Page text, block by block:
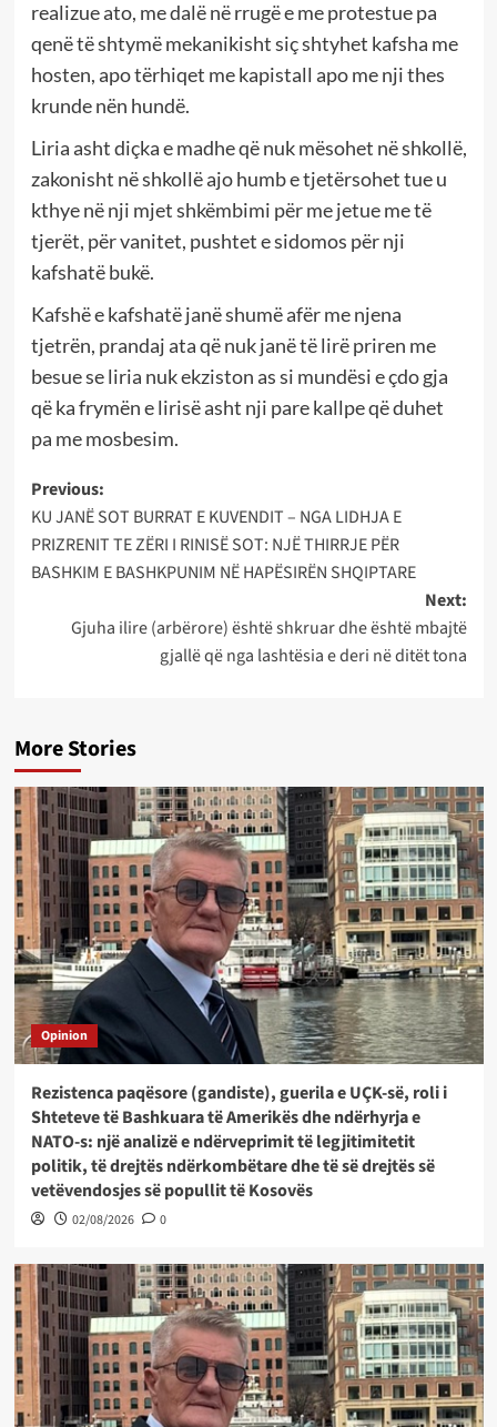
realizue ato, me dalë në rrugë e me protestue pa
qenë të shtymë mekanikisht siç shtyhet kafsha me
hosten, apo tërhiqet me kapistall apo me nji thes
krunde nën hundë.
Liria asht diçka e madhe që nuk mësohet në shkollë,
zakonisht në shkollë ajo humb e tjetërsohet tue u
kthye në nji mjet shkëmbimi për me jetue me të
tjerët, për vanitet, pushtet e sidomos për nji
kafshatë bukë.
Kafshë e kafshatë janë shumë afër me njena
tjetrën, prandaj ata që nuk janë të lirë priren me
besue se liria nuk ekziston as si mundësi e çdo gja
që ka frymën e lirisë asht nji pare kallpe që duhet
pa me mosbesim.
Post
navigation
Previous:
KU JANË SOT BURRAT E KUVENDIT – NGA LIDHJA E
PRIZRENIT TE ZËRI I RINISË SOT: NJË THIRRJE PËR
BASHKIM E BASHKPUNIM NË HAPËSIRËN SHQIPTARE
Next:
Gjuha ilire (arbërore) është shkruar dhe është mbajtë
gjallë që nga lashtësia e deri në ditët tona
More Stories
Opinion
Rezistenca paqësore (gandiste), guerila e UÇK-së, roli i
Shteteve të Bashkuara të Amerikës dhe ndërhyrja e
NATO-s: një analizë e ndërveprimit të legjitimitetit
politik, të drejtës ndërkombëtare dhe të së drejtës së
vetëvendosjes së popullit të Kosovës
02/08/2026 0